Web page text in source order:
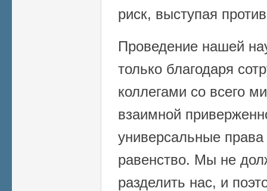
риск, выступая
Проведение нашей
только благодаря
коллегами со всего
взаимной
универсальные
равенство. Мы не
разделить нас, и